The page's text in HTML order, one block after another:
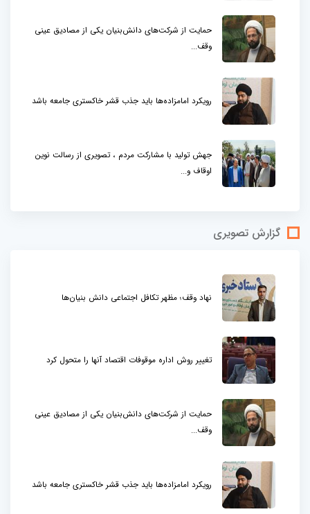
حمایت از شرکت‌های دانش‌بنیان یکی از مصادیق عینی
وقف...
رویکرد امامزاده‌ها باید جذب قشر خاکستری جامعه باشد
جهش تولید با مشارکت مردم ، تصویری از رسالت نوین
اوقاف و...
گزارش تصویری
نهاد وقف؛ مظهر تکافل اجتماعی دانش بنیان‌ها
تغییر روش اداره موقوفات اقتصاد آنها را متحول کرد
حمایت از شرکت‌های دانش‌بنیان یکی از مصادیق عینی
وقف...
رویکرد امامزاده‌ها باید جذب قشر خاکستری جامعه باشد